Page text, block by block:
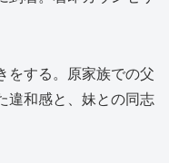
をする。原家族での父
違和感と、妹との同志